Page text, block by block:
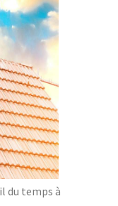
du temps à